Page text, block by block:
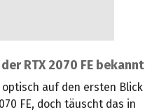
RTX 2070 FE bekannt
optisch auf den ersten Blick
FE, doch täuscht das in